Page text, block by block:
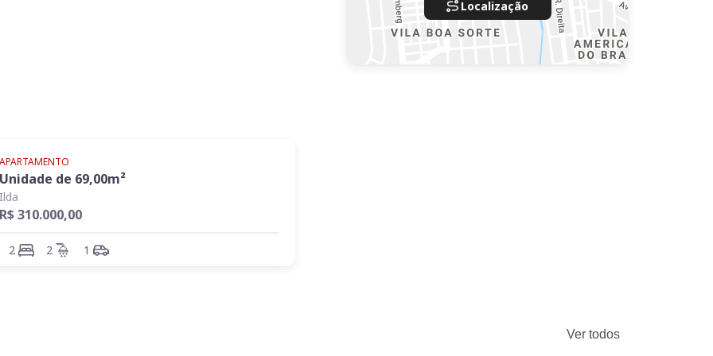
Infantil, 2 salões de festa, salão de jogos,
APARTAMENTO
Unidade de 69,00m²
Ilda
R$ 310.000,00
2 2 1
Localização
Ver todos